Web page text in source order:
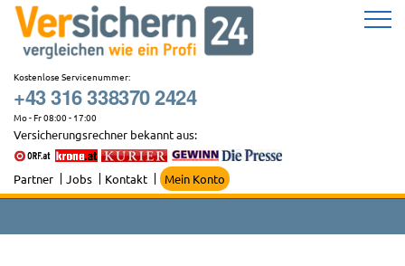
Zum
Inhalt
springen
Kostenlose Servicenummer:
+43 316 338370 2424
Mo - Fr 08:00 - 17:00
Versicherungsrechner bekannt aus:
Partner Jobs Kontakt Mein Konto